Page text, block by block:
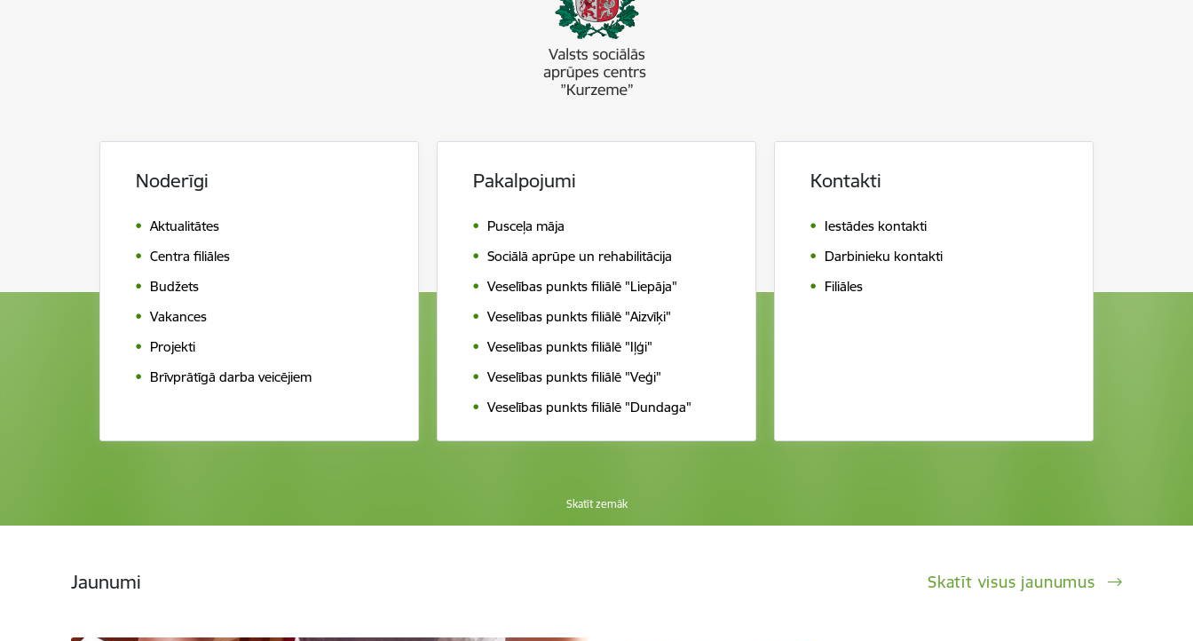
Noderīgi
Aktualitātes
Centra filiāles
Budžets
Vakances
Projekti
Brīvprātīgā darba veicējiem
Pakalpojumi
Pusceļa māja
Sociālā aprūpe un rehabilitācija
Veselības punkts filiālē "Liepāja"
Veselības punkts filiālē "Aizvīķi"
Veselības punkts filiālē "Iļģi"
Veselības punkts filiālē "Veģi"
Veselības punkts filiālē "Dundaga"
Kontakti
Iestādes kontakti
Darbinieku kontakti
Filiāles
Skatīt zemāk
Jaunumi Skatīt visus jaunumus